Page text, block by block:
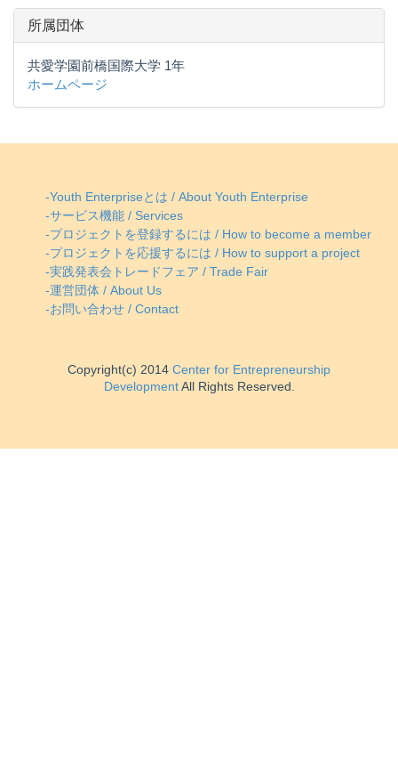
所属団体
共愛学園前橋国際大学 1年
ホームページ
-Youth Enterpriseとは / About Youth Enterprise
-サービス機能 / Services
-プロジェクトを登録するには / How to become a member
-プロジェクトを応援するには / How to support a project
-実践発表会トレードフェア / Trade Fair
-運営団体 / About Us
-お問い合わせ / Contact
Copyright(c) 2014 Center for Entrepreneurship
DevelopmentAll Rights Reserved.